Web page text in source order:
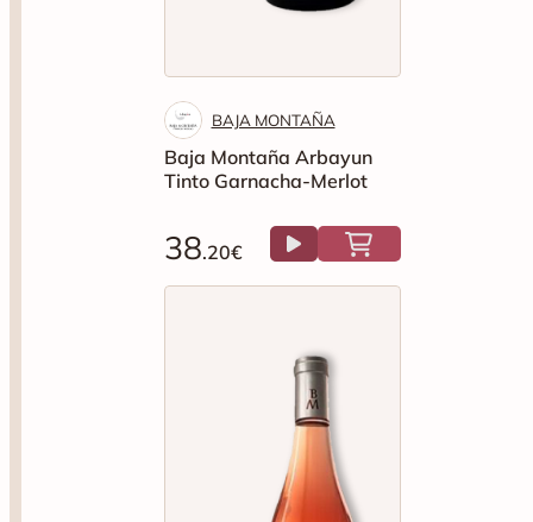
BAJA MONTAÑA
Baja Montaña Arbayun
Tinto Garnacha-Merlot
38.20€